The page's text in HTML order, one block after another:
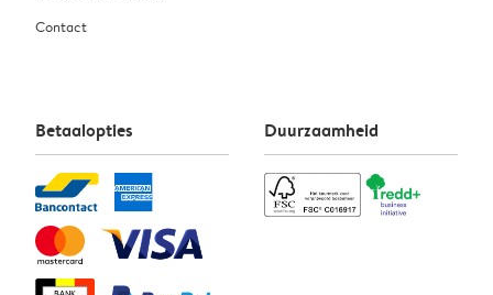
Contact
Betaalopties Duurzaamheid